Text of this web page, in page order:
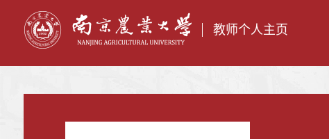
教师个人主页